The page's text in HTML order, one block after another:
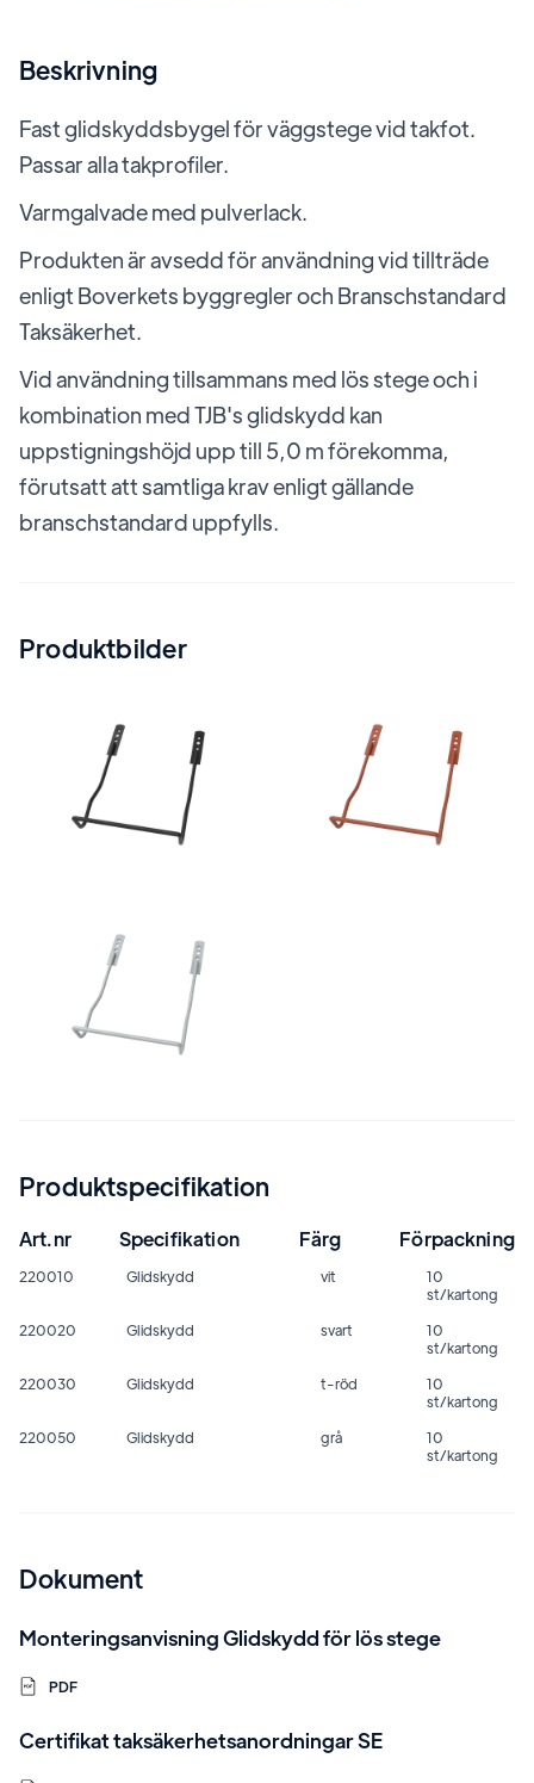
Beskrivning
Fast glidskyddsbygel för väggstege vid takfot.
Passar alla takprofiler.
Varmgalvade med pulverlack.
Produkten är avsedd för användning vid tillträde
enligt Boverkets byggregler och Branschstandard
Taksäkerhet.
Vid användning tillsammans med lös stege och i
kombination med TJB's glidskydd kan
uppstigningshöjd upp till 5,0 m förekomma,
förutsatt att samtliga krav enligt gällande
branschstandard uppfylls.
Produktbilder
Produktspecifikation
Art.nr Specifikation Färg Förpackning
220010 Glidskydd vit
10
st/kartong
220020
Glidskydd svart
10
st/kartong
220030
Glidskydd t-röd
10
st/kartong
220050
Glidskydd grå
10
st/kartong
Dokument
Monteringsanvisning Glidskydd för lös stege
PDF
Certifikat taksäkerhetsanordningar SE